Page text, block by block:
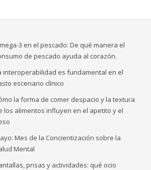
3 en el pescado: De qué manera el
de pescado ayuda al corazón.
interoperabilidad es fundamental en el
escenario clínico
la forma de comer despacio y la textura
los alimentos influyen en el apetito y el
Mes de la Concientización sobre la
Mental
prisas y actividades: qué ocio